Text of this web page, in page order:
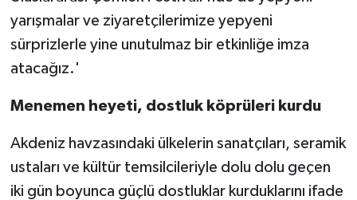
yarışmalar ve ziyaretçilerimize yepyeni
sürprizlerle yine unutulmaz bir etkinliğe imza
atacağız.'
Menemen heyeti, dostluk köprüleri kurdu
Akdeniz havzasındaki ülkelerin sanatçıları, seramik
ustaları ve kültür temsilcileriyle dolu dolu geçen
iki gün boyunca güçlü dostluklar kurduklarını ifade